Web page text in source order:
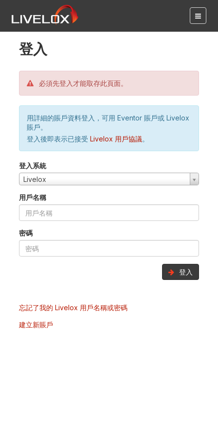
登入
必須先登入才能取存此頁面。
用詳細的賬戶資料登入，可用 Eventor 賬戶或 Livelox
賬戶。
登入後即表示已接受 Livelox 用戶協議。
登入系統
Livelox
用戶名稱
密碼
登入
忘記了我的 Livelox 用戶名稱或密碼
建立新賬戶